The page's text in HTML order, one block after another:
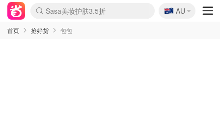
lululemon本周上新
Sasa美妆护肤3.5折
SSENSE年中3折
FreshBeauty好价汇总
Cettire降价+叠9折
Farfetch折上8折
WWS Coles超市实拍
viagogo二手票捡漏
Myer清仓1折起
The Outnet奢牌1折起
David Jones 3折起
Flannels大牌1折
Perfumes Club护肤1折
AMIRO返校季6.2折
Oweek抽奖送Airpods
Amazon折扣汇总
eToro入金$200送$50
Amazon数码好物
ICONIC本周7.5折
ThedoubleF高奢地板价
Moose Knuckles 6折
丝芙兰5折起
EUFY官网3.7折起
Selenichast首饰2折
Trip机票酒店促销
YSL送5件彩妆礼
Amazon家居好物
BIGBANG巡演开票
David Jones时尚3折
Amazon美妆护肤
雅漾大喷$8
过敏原检测盒$33
伊索独家赠50ml沐浴露
科颜氏送高保湿面霜
CW药房打折海报
SEALIFE海洋馆门票6折
丝塔芙大白罐$16
订阅Newsletter送香薰
Cult Beauty 6.8折
Harrods圣诞日历2.3折
LN-CC奢牌私促3折
d'Alba空姐喷雾$16
EVE LOM套装逆天2折
Bernardelli独家4折
Adore Beauty 6折起
CT圣诞日历
Mytheresa奢品2.7折
🇦🇺
AU
首页 抢好货 包包